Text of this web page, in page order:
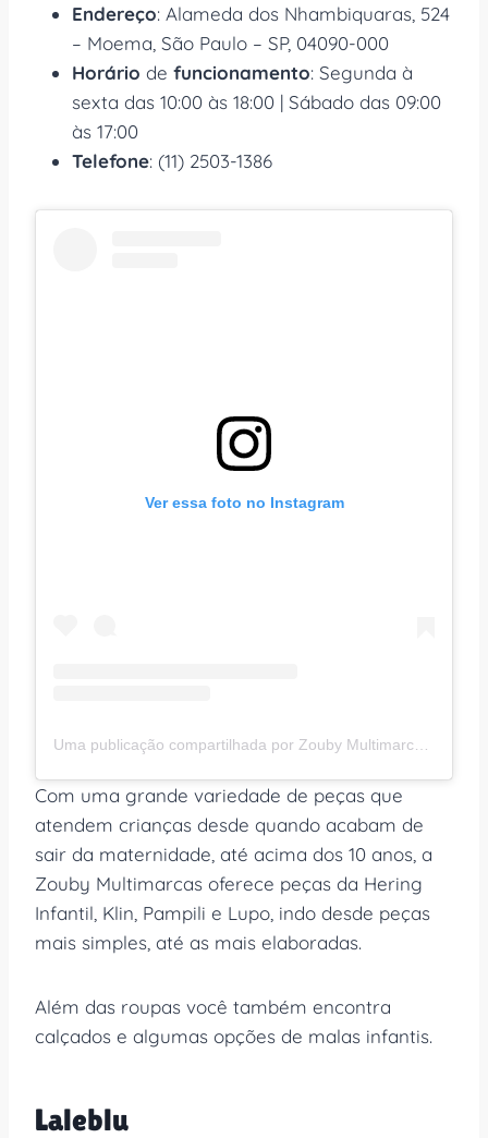
Endereço: Alameda dos Nhambiquaras, 524
– Moema, São Paulo – SP, 04090-000
Horário de funcionamento: Segunda à
sexta das 10:00 às 18:00 | Sábado das 09:00
às 17:00
Telefone: (11) 2503-1386
Ver essa foto no Instagram
Com uma grande variedade de peças que
atendem crianças desde quando acabam de
sair da maternidade, até acima dos 10 anos, a
Zouby Multimarcas oferece peças da Hering
Infantil, Klin, Pampili e Lupo, indo desde peças
mais simples, até as mais elaboradas.
Além das roupas você também encontra
calçados e algumas opções de malas infantis.
Laleblu